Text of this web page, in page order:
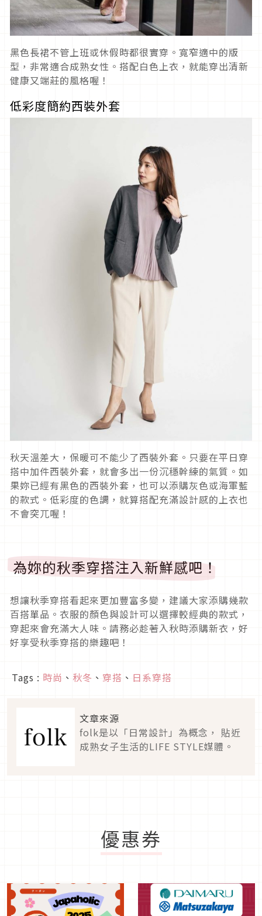
黑色長裙不管上班或休假時都很實穿。寬窄適中的版
型，非常適合成熟女性。搭配白色上衣，就能穿出清新
健康又端莊的風格喔！
低彩度簡約西裝外套
秋天溫差大，保暖可不能少了西裝外套。只要在平日穿
搭中加件西裝外套，就會多出一份沉穩幹練的氣質。如
果妳已經有黑色的西裝外套，也可以添購灰色或海軍藍
的款式。低彩度的色調，就算搭配充滿設計感的上衣也
不會突兀喔！
為妳的秋季穿搭注入新鮮感吧！
想讓秋季穿搭看起來更加豐富多變，建議大家添購幾款
百搭單品。衣服的顏色與設計可以選擇較經典的款式，
穿起來會充滿大人味。請務必趁著入秋時添購新衣，好
好享受秋季穿搭的樂趣吧！
Tags : 時尚 、 秋冬 、 穿搭 、 日系穿搭
文章來源
folk是以「日常設計」為概念， 貼近
成熟女子生活的LIFE STYLE媒體。
優惠券